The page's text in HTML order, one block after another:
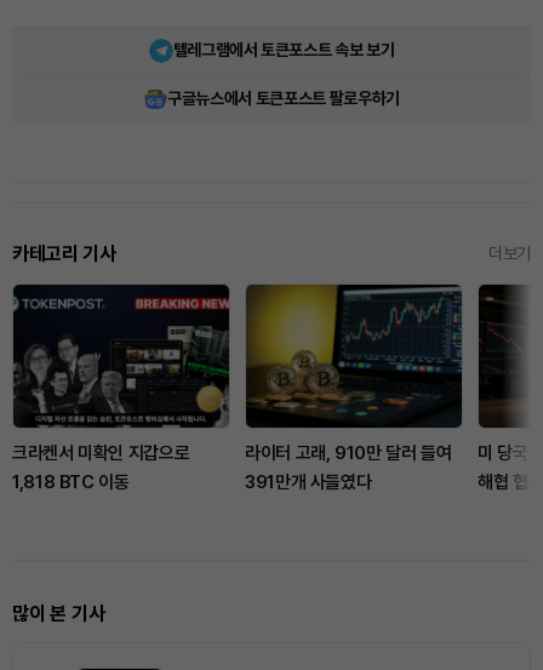
텔레그램에서 토큰포스트 속보 보기
구글뉴스에서 토큰포스트 팔로우하기
카테고리 기사 더보기
크라켄서 미확인 지갑으로
1,818 BTC 이동
라이터 고래, 910만 달러 들여
391만개 사들였다
미 당국
해협 협
많이 본 기사